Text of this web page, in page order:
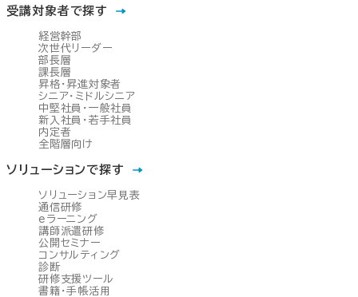
受講対象者で探す
経営幹部
次世代リーダー
部長層
課長層
昇格・昇進対象者
シニア・ミドルシニア
中堅社員・一般社員
新入社員・若手社員
内定者
全階層向け
ソリューションで探す
ソリューション早見表
通信研修
eラーニング
講師派遣研修
公開セミナー
コンサルティング
診断
研修支援ツール
書籍・手帳活用